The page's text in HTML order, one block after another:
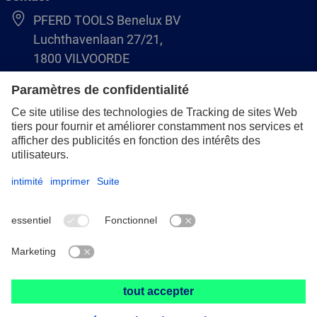
PFERD TOOLS Benelux BV
Luchthavenlaan 27/21,
1800 VILVOORDE
(BE) +32 (0)2 247 05 90
(NL) +31 (0)76 5937090
info-benelux@pferd.com
Protection des données
CGV